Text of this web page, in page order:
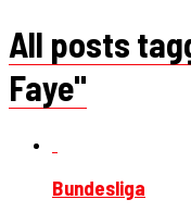
All posts
Faye"
Bundesliga